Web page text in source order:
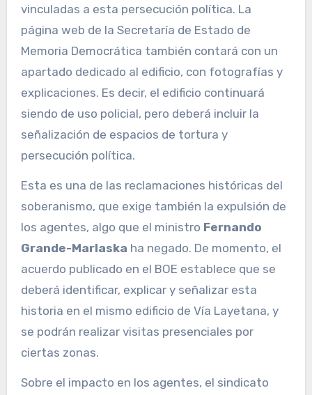
vinculadas a esta persecución política. La
página web de la Secretaría de Estado de
Memoria Democrática también contará con un
apartado dedicado al edificio, con fotografías y
explicaciones. Es decir, el edificio continuará
siendo de uso policial, pero deberá incluir la
señalización de espacios de tortura y
persecución política.
Esta es una de las reclamaciones históricas del
soberanismo, que exige también la expulsión de
los agentes, algo que el ministro Fernando
Grande-Marlaska ha negado. De momento, el
acuerdo publicado en el BOE establece que se
deberá identificar, explicar y señalizar esta
historia en el mismo edificio de Vía Layetana, y
se podrán realizar visitas presenciales por
ciertas zonas.
Sobre el impacto en los agentes, el sindicato